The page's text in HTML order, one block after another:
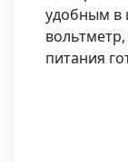
удобным в
питания